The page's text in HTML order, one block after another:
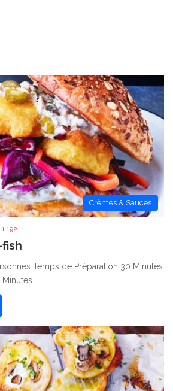
Crèmes & Sauces
1 192
Temps de Préparation 30 Minutes
…